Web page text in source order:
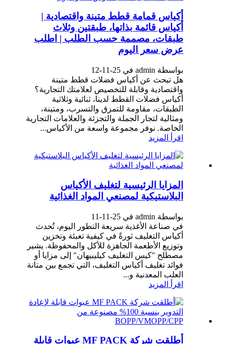
أكياس قمامة قطط متينة واقتصادية |
أكياس قائمة بذاتها، طبقتين وثلاث
طبقات، مصممة حسب الطلب | اطلب
عرض سعر اليوم
بواسطة admin في 25-11-12
هل تبحث عن أكياس فضلات قطط متينة
واقتصادية وقابلة للتخصيص لعلامتك التجارية؟
أكياس فضلات القطط لدينا، ثنائية وثلاثية
الطبقات، مقاومة للتمزق والتسرب، ومتينة،
ومثالية لتجار الجملة والتجزئة والعلامات التجارية
الخاصة. نوفر مجموعة واسعة من الأكياس...
اقرأ المزيد
المزايا الرئيسية لتغليف الأكياس
البلاستيكية لمصنعي المواد الغذائية
بواسطة admin في 25-11-11
في صناعة الأغذية سريعة التطور اليوم، تُحدث
أكياس التغليف ثورةً في كيفية تعبئة وتخزين
وتوزيع الأطعمة الجاهزة للأكل والمحفوظة. يشير
مصطلح "كيس التغليف كيليبيهان" إلى مزايا أو
فوائد تغليف أكياس التغليف، التي تجمع بين متانة
العلب المعدنية و...
اقرأ المزيد
أطلقت شركة MF PACK عبوات قابلة